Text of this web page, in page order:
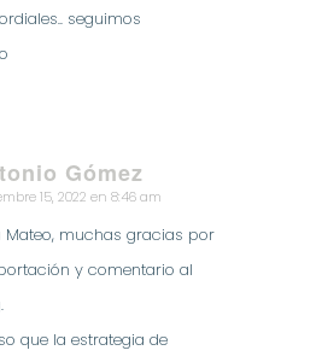
seguimos
Gómez
15, 2022 en 8:46 am
Mateo, muchas gracias por
y comentario al
que la estrategia de